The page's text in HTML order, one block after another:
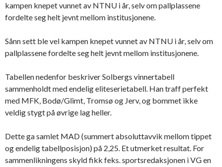
kampen knepet vunnet av NTNU i år, selv om pallplassene
fordelte seg helt jevnt mellom institusjonene.
Sånn sett ble vel kampen knepet vunnet av NTNU i år, selv om
pallplassene fordelte seg helt jevnt mellom institusjonene.
Tabellen nedenfor beskriver Solbergs vinnertabell
sammenholdt med endelig eliteserietabell. Han traff perfekt
med MFK, Bodø/Glimt, Tromsø og Jerv, og bommet ikke
veldig stygt på øvrige lag heller.
Dette ga samlet MAD (summert absoluttavvik mellom tippet
og endelig tabellposisjon) på 2,25. Et utmerket resultat. For
sammenlikningens skyld fikk feks. sportsredaksjonen i VG en